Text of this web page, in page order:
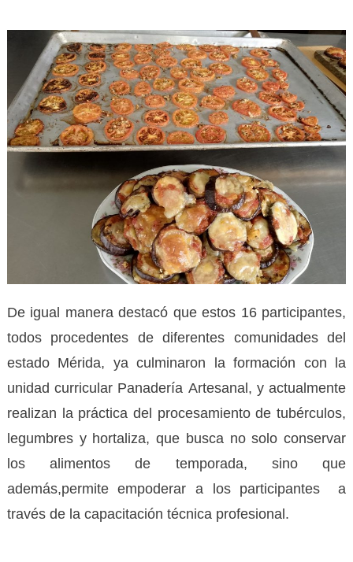
De igual manera destacó que estos 16 participantes,
todos procedentes de diferentes comunidades del
estado Mérida, ya culminaron la formación con la
unidad curricular Panadería Artesanal, y actualmente
realizan la práctica del procesamiento de tubérculos,
legumbres y hortaliza, que busca no solo conservar
los alimentos de temporada, sino que
además,permite empoderar a los participantes a
través de la capacitación técnica profesional.